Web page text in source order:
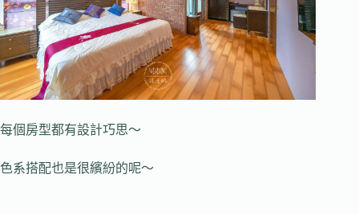
每個房型都有設計巧思～
色系搭配也是很繽紛的呢～